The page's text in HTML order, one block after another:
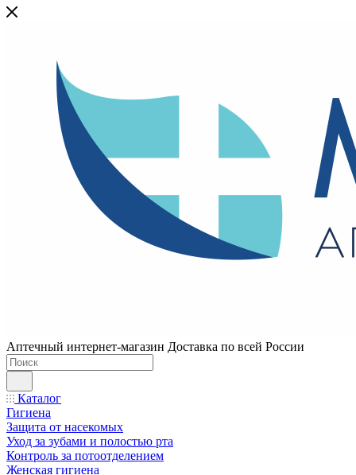
Аптечный интернет-магазин Доставка по всей России
Каталог
Гигиена
Защита от насекомых
Уход за зубами и полостью рта
Контроль за потоотделением
Женская гигиена